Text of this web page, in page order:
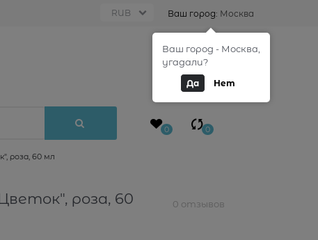
Ваш город: Москва
0
0 0
роза, 60 мл
роза, 60
0 отзывов
Ваш город - Москва,
угадали?
Да Нет